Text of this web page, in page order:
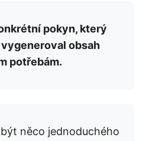
pokyn, který
obsah
potřebám.
něco jednoduchého